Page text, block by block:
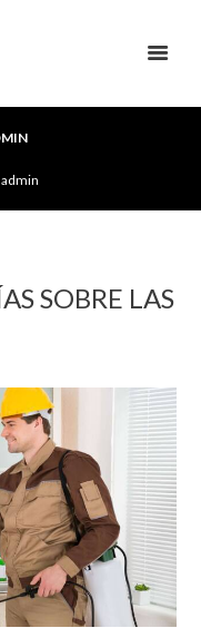
SOBRE LAS